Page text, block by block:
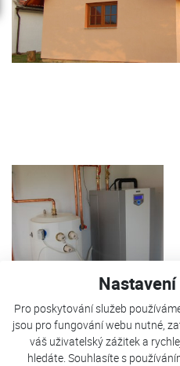
Pro poskytování služeb
jsou pro fungování webu nutné,
váš uživatelský zážitek a
hledáte. Souhlasíte s
TČ Kostečka je použito pro
bivalentní zdroj slouží spirály